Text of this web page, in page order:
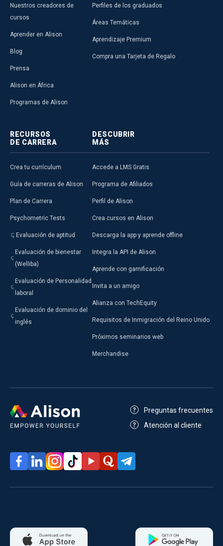
Nuestros creadores de
cursos
Aprender en Alison
Blog
Prensa
Alison en África
Programas de Alison
Perfiles de los graduados
Áreas Temáticas
Aprendizaje Premium
Compra una Tarjeta de Regalo
RECURSOS
DE CARRERA
Crea tu currículum
Guía de carreras de Alison
Plan de Carrera
Psychometric Tests
Evaluación de aptitud
Evaluación de bienestar
(Welliba)
Evaluación de Personalidad
laboral
Evaluación de dominio del
inglés
DESCUBRIR
MÁS
Accede a LMS Gratis
Programa de Afiliados
Perfil de Alison
Crea cursos en Alison
Descarga la app y aprende offline
Integra la API de Alison
Aprende con gamificación
Invita a un amigo
Alianza con TechEquity
Requisitos de Inmigración del Reino Unido
Próximos seminarios web
Merchandise
Preguntas frecuentes
Atención al cliente